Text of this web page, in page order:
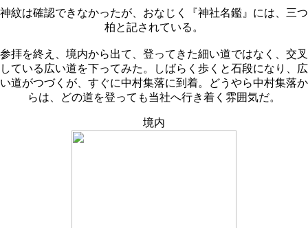
神紋は確認できなかったが、おなじく『神社名鑑』には、三つ
柏と記されている。
参拝を終え、境内から出て、登ってきた細い道ではなく、交叉
している広い道を下ってみた。しばらく歩くと石段になり、広
い道がつづくが、すぐに中村集落に到着。どうやら中村集落か
らは、どの道を登っても当社へ行き着く雰囲気だ。
境内